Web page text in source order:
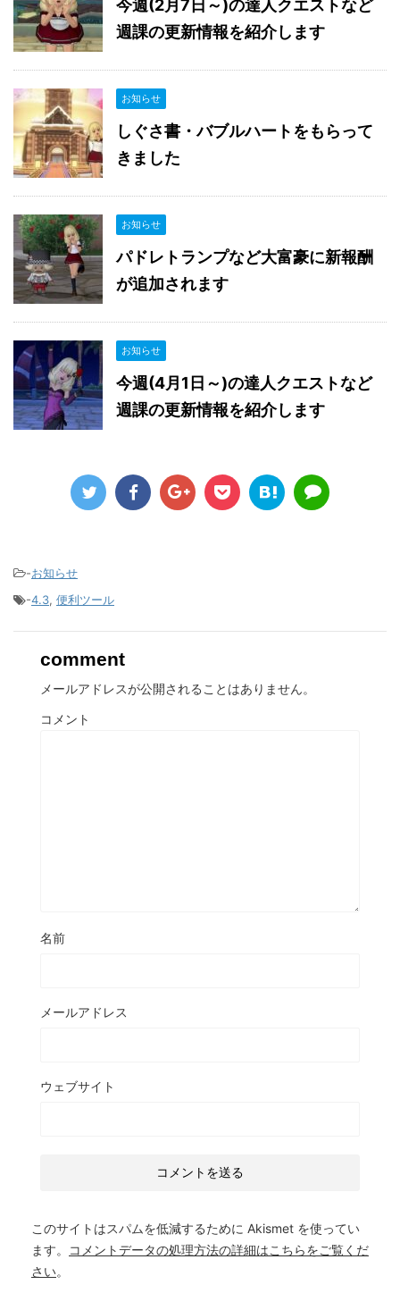
今週(2月7日～)の達人クエストなど
週課の更新情報を紹介します
お知らせ
しぐさ書・バブルハートをもらって
きました
お知らせ
パドレトランプなど大富豪に新報酬
が追加されます
お知らせ
今週(4月1日～)の達人クエストなど
週課の更新情報を紹介します
-お知らせ
-4.3, 便利ツール
comment
メールアドレスが公開されることはありません。
コメント
名前
メールアドレス
ウェブサイト
このサイトはスパムを低減するために Akismet を使ってい
ます。
コメントデータの処理方法の詳細はこちらをご覧くだ
さい。